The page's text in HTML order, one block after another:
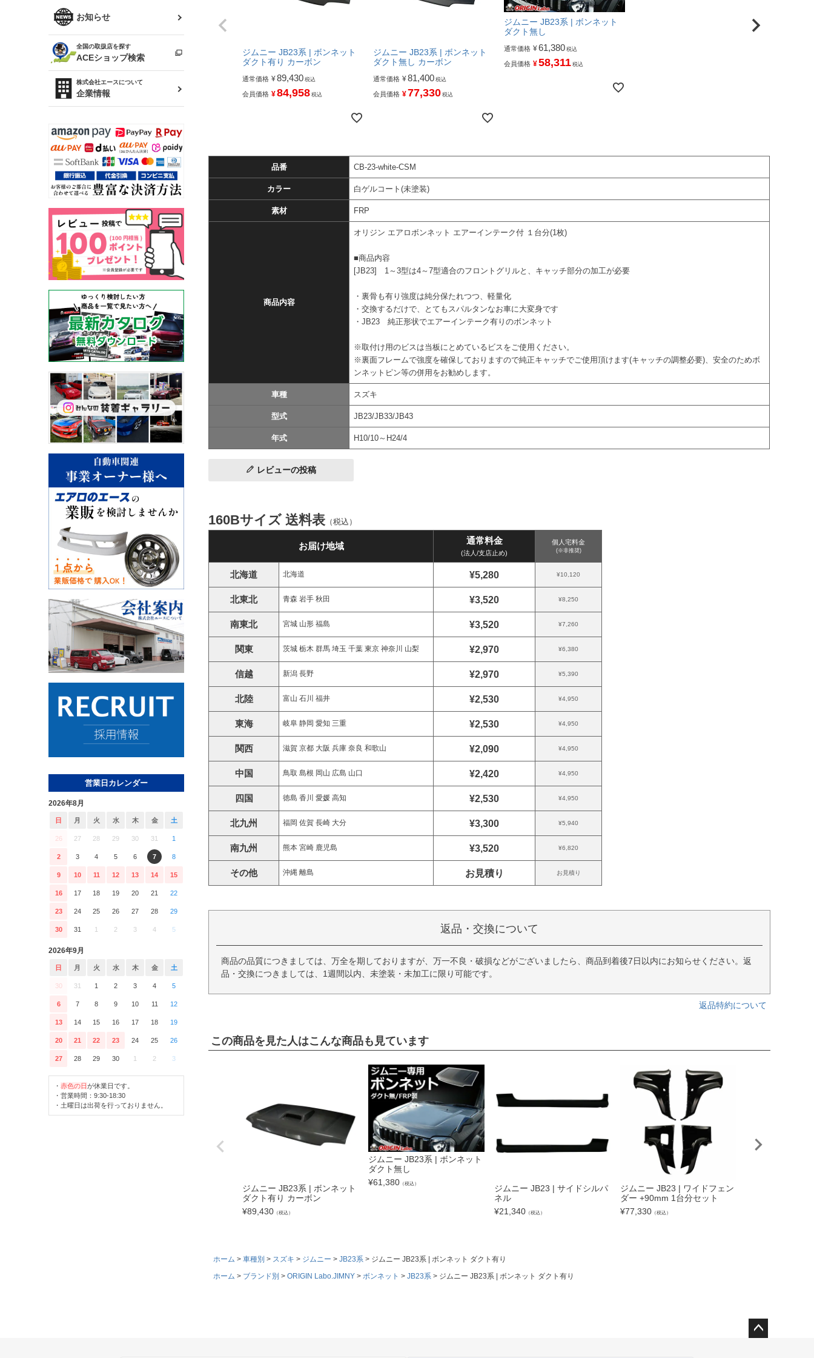
ソアラ
アルテッツァ
プロボックス
RAV4
R34 スカイライン
スカイライン
（ER34/R33/ECR33/R32）
キャラバン
ローレル
セフィーロ
ファッション小物
雑貨・ステーショナリー
ベビー用品
お知らせ
全国の取扱店を探す
ACEショップ検索
株式会社エースについて
企業情報
営業日カレンダー
2026年8月
日 月 火 水 木 金 土
26 27 28 29 30 31 1
2 3 4 5 6 7 8
9 10 11 12 13 14 15
16 17 18 19 20 21 22
23 24 25 26 27 28 29
30 31 1 2 3 4 5
2026年9月
日 月 火 水 木 金 土
30 31 1 2 3 4 5
6 7 8 9 10 11 12
13 14 15 16 17 18 19
20 21 22 23 24 25 26
27 28 29 30 1 2 3
・ 赤色の日が休業日です。
・営業時間：9:30-18:30
・土曜日は出荷を行っておりません。
ジムニー JB23系 | ボンネット
ダクト有り カーボン
通常価格 ¥89,430 税込
会員価格 ¥84,958 税込
ジムニー JB23系 | ボンネット
ダクト無し カーボン
通常価格 ¥81,400 税込
会員価格 ¥77,330 税込
ジムニー JB23系 | ボンネット
ダクト無し
通常価格 ¥61,380 税込
会員価格 ¥58,311 税込
品番 CB-23-white-CSM
カラー 白ゲルコート(未塗装)
素材 FRP
商品内容
オリジン エアロボンネット エアーインテーク付 １台分(1枚)
■商品内容
[JB23] 1～3型は4～7型適合のフロントグリルと、キャッチ部分の加工が必要
・裏骨も有り強度は純分保たれつつ、軽量化
・交換するだけで、とてもスパルタンなお車に大変身です
・JB23 純正形状でエアーインテーク有りのボンネット
※取付け用のビスは当板にとめているビスをご使用ください。
※裏面フレームで強度を確保しておりますので純正キャッチでご使用頂けます(キャッチの調整必要)、安全のためボ
ンネットピン等の併用をお勧めします。
車種 スズキ
型式 JB23/JB33/JB43
年式 H10/10～H24/4
レビューの投稿
160Bサイズ 送料表 （税込）
お届け地域
通常料金
(法人/支店止め)
個人宅料金
(※非推奨)
北海道 北海道 ¥5,280 ¥10,120
北東北 青森 岩手 秋田 ¥3,520 ¥8,250
南東北 宮城 山形 福島 ¥3,520 ¥7,260
関東 茨城 栃木 群馬 埼玉 千葉 東京 神奈川 山梨 ¥2,970 ¥6,380
信越 新潟 長野 ¥2,970 ¥5,390
北陸 富山 石川 福井 ¥2,530 ¥4,950
東海 岐阜 静岡 愛知 三重 ¥2,530 ¥4,950
関西 滋賀 京都 大阪 兵庫 奈良 和歌山 ¥2,090 ¥4,950
中国 鳥取 島根 岡山 広島 山口 ¥2,420 ¥4,950
四国 徳島 香川 愛媛 高知 ¥2,530 ¥4,950
北九州 福岡 佐賀 長崎 大分 ¥3,300 ¥5,940
南九州 熊本 宮崎 鹿児島 ¥3,520 ¥6,820
その他 沖縄 離島 お見積り お見積り
返品・交換について
商品の品質につきましては、万全を期しておりますが、万一不良・破損などがございましたら、商品到着後7日以内にお知らせください。返
品・交換につきましては、1週間以内、未塗装・未加工に限り可能です。
返品特約について
この商品を見た人はこんな商品も見ています
ジムニー JB23系 | ボンネット
ダクト有り カーボン
¥89,430 （税込）
ジムニー JB23系 | ボンネット
ダクト無し
¥61,380 （税込）
ジムニー JB23 | サイドシルパ
ネル
¥21,340 （税込）
ジムニー JB23 | ワイドフェン
ダー +90mm 1台分セット
¥77,330 （税込）
ホーム 車種別 スズキ ジムニー JB23系
ジムニー JB23系 | ボンネット ダクト有り
ホーム
ブランド別 ORIGIN Labo.JIMNY ボンネット JB23系 ジムニー JB23系 | ボンネット ダクト有り